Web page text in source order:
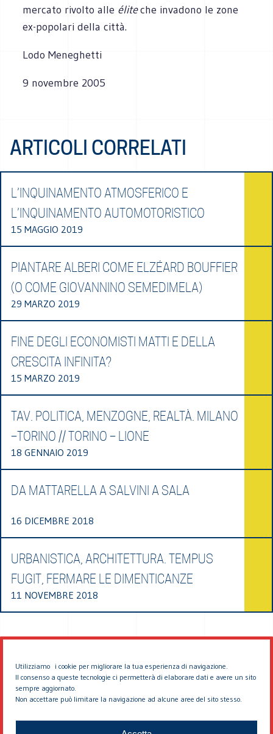
Utilizziamo i cookie per migliorare la tua esperienza di navigazione.
Il consenso a queste tecnologie ci permetterà di elaborare dati e avere un sito
sempre aggiornato.
Non accettare può limitare la navigazione ad alcune aree del sito stesso.
mercato rivolto alle éliteche invadono le zone
ex-popolari della città.
Lodo Meneghetti
9 novembre 2005
ARTICOLI CORRELATI
L’INQUINAMENTO ATMOSFERICO E
L’INQUINAMENTO AUTOMOTORISTICO
15 MAGGIO 2019
PIANTARE ALBERI COME ELZÉARD BOUFFIER
(O COME GIOVANNINO SEMEDIMELA)
29 MARZO 2019
FINE DEGLI ECONOMISTI MATTI E DELLA
CRESCITA INFINITA?
15 MARZO 2019
TAV. POLITICA, MENZOGNE, REALTÀ. MILANO
–TORINO // TORINO – LIONE
18 GENNAIO 2019
DA MATTARELLA A SALVINI A SALA
16 DICEMBRE 2018
URBANISTICA, ARCHITETTURA. TEMPUS
FUGIT, FERMARE LE DIMENTICANZE
11 NOVEMBRE 2018
© 2026 EDDYBURG